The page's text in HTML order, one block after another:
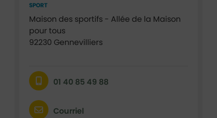
SPORT
Maison des sportifs - Allée de la Maison
pour tous
92230 Gennevilliers
01 40 85 49 88
Courriel